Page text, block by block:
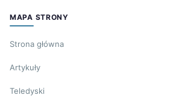
MAPA STRONY
Strona główna
Artykuły
Teledyski